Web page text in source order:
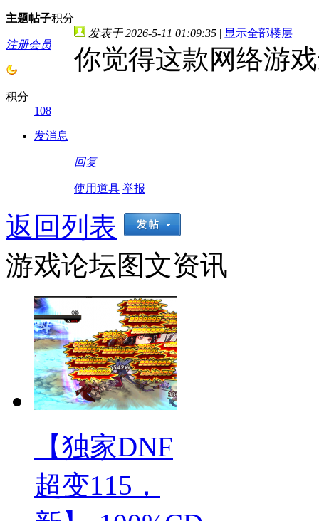
主题帖子积分
注册会员
积分
108
发消息
发表于 2026-5-11 01:09:35 | 显示全部楼层
你觉得这款网络游
回复
使用道具 举报
返回列表
游戏论坛图文资讯
【独家DNF
超变115，